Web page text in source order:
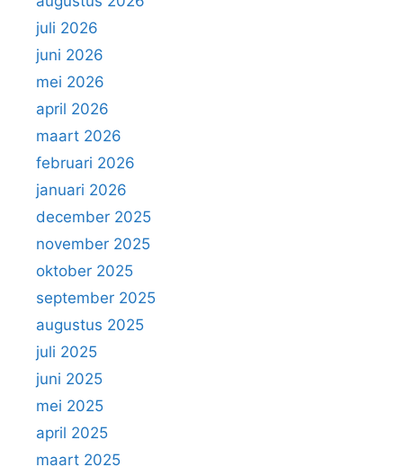
:
juli 2026
juni 2026
mei 2026
april 2026
maart 2026
februari 2026
januari 2026
december 2025
november 2025
oktober 2025
september 2025
augustus 2025
juli 2025
juni 2025
mei 2025
april 2025
maart 2025